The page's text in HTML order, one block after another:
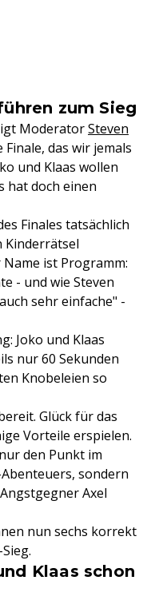
zum Sieg
ModeratorSteven
das wir jemals
und Klaas wollen
hat doch einen
Finales tatsächlich
Kinderrätsel
ist Programm:
- und wie Steven
sehr einfache" -
Joko und Klaas
nur 60 Sekunden
Knobeleien so
Glück für das
Vorteile erspielen.
den Punkt im
sondern
Axel
nun sechs korrekt
Klaas schon